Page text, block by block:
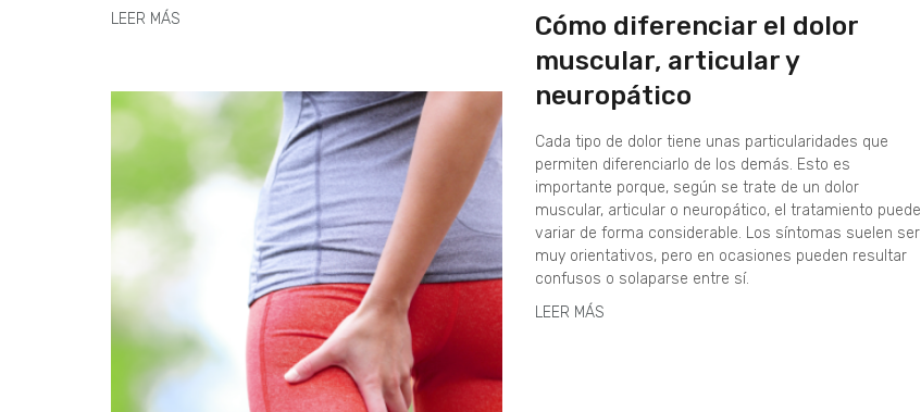
LEER MÁS
Cómo diferenciar el dolor
muscular, articular y
neuropático
Cada tipo de dolor tiene unas particularidades que
permiten diferenciarlo de los demás. Esto es
importante porque, según se trate de un dolor
muscular, articular o neuropático, el tratamiento puede
variar de forma considerable. Los síntomas suelen ser
muy orientativos, pero en ocasiones pueden resultar
confusos o solaparse entre sí.
LEER MÁS